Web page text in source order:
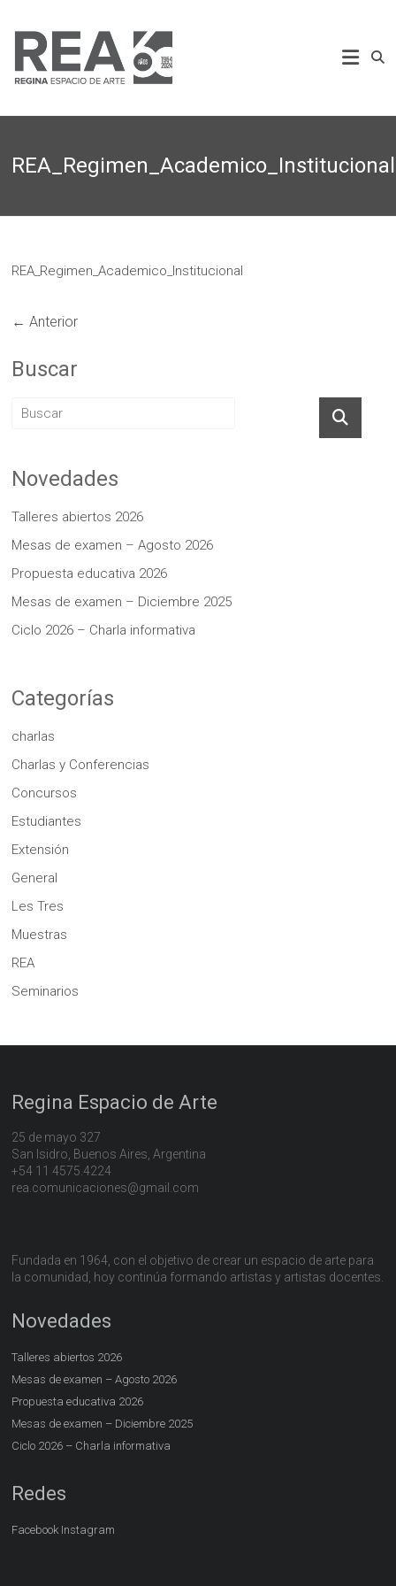
contenido
REA
Regina
REA_Regimen_Academico_Institucional
REA_Regimen_Academico_Institucional
← Anterior
Buscar
Novedades
Talleres abiertos 2026
Mesas de examen – Agosto 2026
Propuesta educativa 2026
Mesas de examen – Diciembre 2025
Ciclo 2026 – Charla informativa
Categorías
charlas
Charlas y Conferencias
Concursos
Estudiantes
Extensión
General
Les Tres
Muestras
REA
Seminarios
Regina Espacio de Arte
25 de mayo 327
San Isidro, Buenos Aires, Argentina
+54 11 4575.4224
rea.comunicaciones@gmail.com
Fundada en 1964, con el objetivo de crear un espacio de arte para
la comunidad, hoy continúa formando artistas y artistas docentes.
Novedades
Talleres abiertos 2026
Mesas de examen – Agosto 2026
Propuesta educativa 2026
Mesas de examen – Diciembre 2025
Ciclo 2026 – Charla informativa
Redes
Facebook Instagram